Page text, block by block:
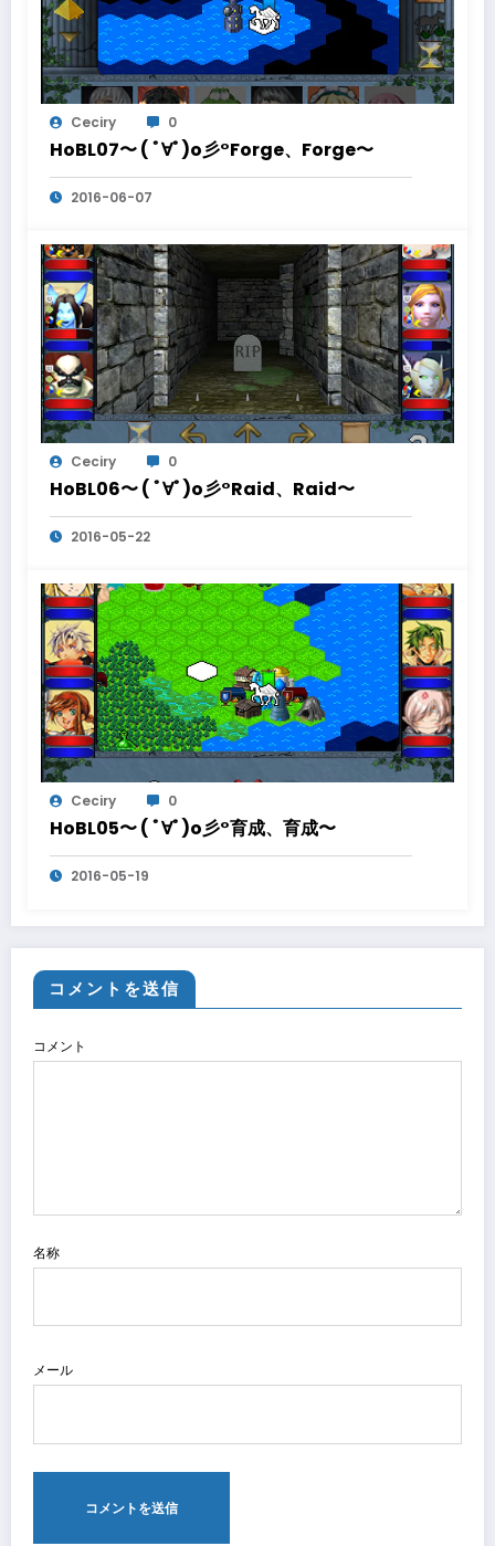
Ceciry 0
HoBL07〜 ( ﾟ∀ﾟ)o彡°Forge、Forge〜
2016-06-07
Ceciry 0
HoBL06〜 ( ﾟ∀ﾟ)o彡°Raid、Raid〜
2016-05-22
Ceciry 0
HoBL05〜 ( ﾟ∀ﾟ)o彡°育成、育成〜
2016-05-19
コメントを送信
コメント
名称
メール